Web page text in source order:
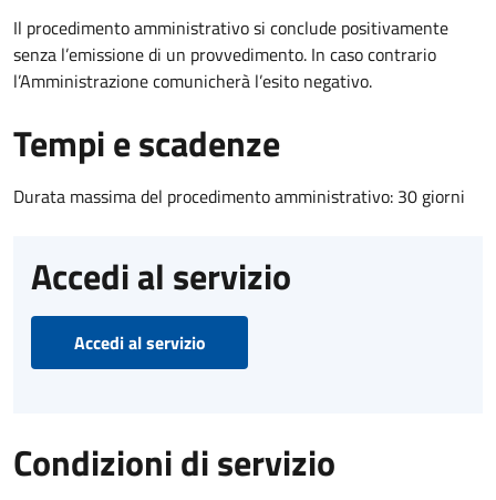
Il procedimento amministrativo si conclude positivamente
senza l’emissione di un provvedimento. In caso contrario
l’Amministrazione comunicherà l’esito negativo.
Tempi e scadenze
Durata massima del procedimento amministrativo: 30 giorni
Accedi al servizio
Accedi al servizio
Condizioni di servizio